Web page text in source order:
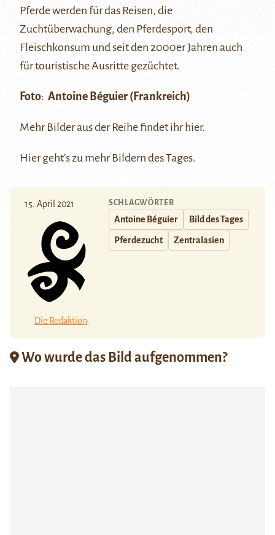
Pferde werden für das Reisen, die
Zuchtüberwachung, den Pferdesport, den
Fleischkonsum und seit den 2000er Jahren auch
für touristische Ausritte gezüchtet.
Foto: Antoine Béguier (Frankreich)
Mehr Bilder aus der Reihe findet ihrhier.
Hiergeht’s zu mehr Bildern des Tages.
15. April 2021
Die Redaktion
SCHLAGWÖRTER
Antoine Béguier Bild des Tages
Pferdezucht Zentralasien
Wo wurde das Bild aufgenommen?